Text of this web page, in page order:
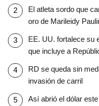
El atleta sordo que
oro de Marileidy
EE. UU. fortalece su
que incluye a
RD se queda sin
invasión de carril
Así abrió el dólar